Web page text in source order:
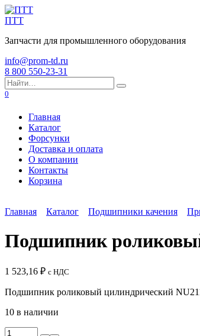
Перейти
к
ПТТ
Запчасти для промышленного оборудования
info@prom-td.ru
8 800 550-23-31
Search
for:
0
Главная
Каталог
Форсунки
Доставка и оплата
О компании
Контакты
Корзина
Главная Каталог Подшипники качения
Подшипник
1 523,16 ₽ с НДС
Подшипник роликовый цилиндрический
10 в наличии
Количество